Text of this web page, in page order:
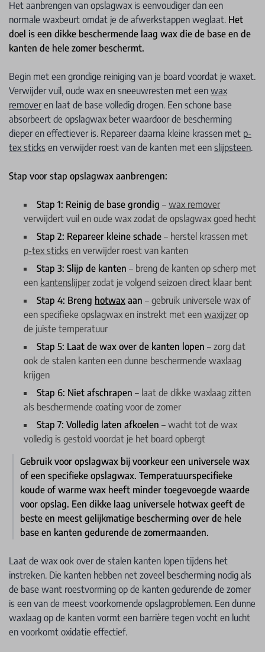
Het aanbrengen van opslagwax is eenvoudiger dan een
normale waxbeurt omdat je de afwerkstappen weglaat. Het
doel is een dikke beschermende laag wax die de base en de
kanten de hele zomer beschermt.
Begin met een grondige reiniging van je board voordat je waxet.
Verwijder vuil, oude wax en sneeuwresten met een wax
removeren laat de base volledig drogen. Een schone base
absorbeert de opslagwax beter waardoor de bescherming
dieper en effectiever is. Repareer daarna kleine krassen met p-
tex sticks en verwijder roest van de kanten met een slijpsteen.
Stap voor stap opslagwax aanbrengen:
Stap 1: Reinig de base grondig – wax remover
verwijdert vuil en oude wax zodat de opslagwax goed hecht
Stap 2: Repareer kleine schade – herstel krassen met
p-tex sticks en verwijder roest van kanten
Stap 3: Slijp de kanten – breng de kanten op scherp met
een kantenslijperzodat je volgend seizoen direct klaar bent
Stap 4: Breng hotwax aan – gebruik universele wax of
een specifieke opslagwax en instrekt met een waxijzerop
de juiste temperatuur
Stap 5: Laat de wax over de kanten lopen – zorg dat
ook de stalen kanten een dunne beschermende waxlaag
krijgen
Stap 6: Niet afschrapen – laat de dikke waxlaag zitten
als beschermende coating voor de zomer
Stap 7: Volledig laten afkoelen – wacht tot de wax
volledig is gestold voordat je het board opbergt
Gebruik voor opslagwax bij voorkeur een universele wax
of een specifieke opslagwax. Temperatuurspecifieke
koude of warme wax heeft minder toegevoegde waarde
voor opslag. Een dikke laag universele hotwax geeft de
beste en meest gelijkmatige bescherming over de hele
base en kanten gedurende de zomermaanden.
Laat de wax ook over de stalen kanten lopen tijdens het
instreken. Die kanten hebben net zoveel bescherming nodig als
de base want roestvorming op de kanten gedurende de zomer
is een van de meest voorkomende opslagproblemen. Een dunne
waxlaag op de kanten vormt een barrière tegen vocht en lucht
en voorkomt oxidatie effectief.